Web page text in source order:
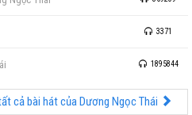
3371
1895844
cả bài hát của Dương Ngọc Thái